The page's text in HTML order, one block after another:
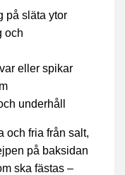
på släta ytor
och
eller spikar
underhåll
och fria från salt,
på baksidan
ska fästas –